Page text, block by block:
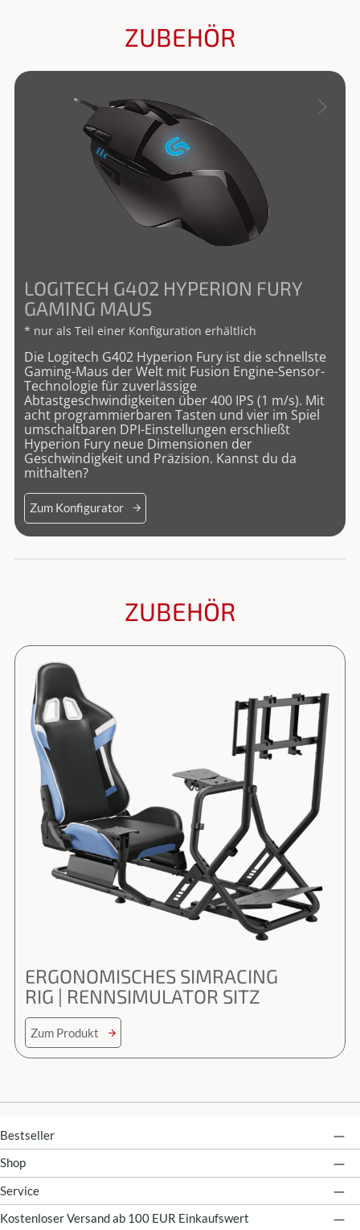
ZUBEHÖR
LOGITECH G402 HYPERION FURY
GAMING MAUS
* nur als Teil einer Konfiguration erhältlich
Die Logitech G402 Hyperion Fury ist die schnellste
Gaming-Maus der Welt mit Fusion Engine-Sensor-
Technologie für zuverlässige
Abtastgeschwindigkeiten über 400 IPS (1 m/s). Mit
acht programmierbaren Tasten und vier im Spiel
umschaltbaren DPI-Einstellungen erschließt
Hyperion Fury neue Dimensionen der
Geschwindigkeit und Präzision. Kannst du da
mithalten?
Zum Konfigurator
ZUBEHÖR
ERGONOMISCHES SIMRACING
RIG | RENNSIMULATOR SITZ
Zum Produkt
Bestseller
Shop
Service
Kostenloser Versand ab 100 EUR Einkaufswert